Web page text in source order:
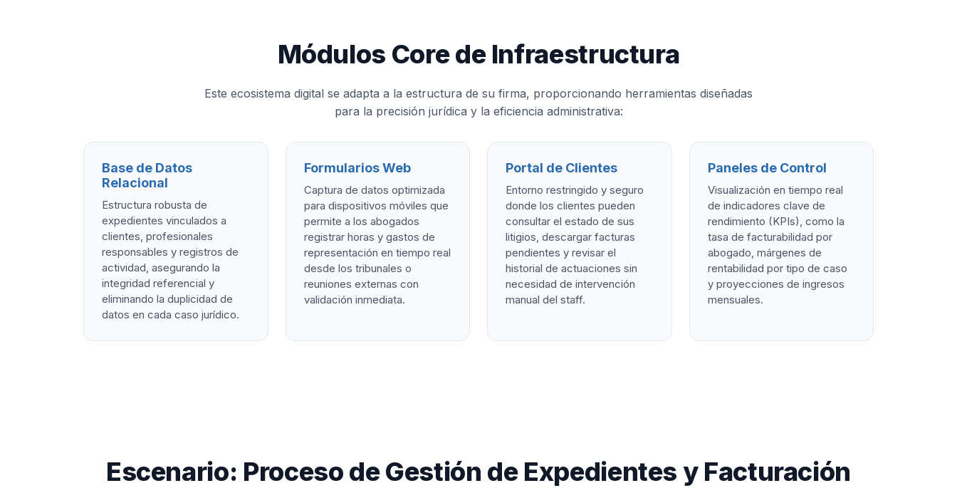
Módulos Core de Infraestructura
Este ecosistema digital se adapta a la estructura de su firma, proporcionando herramientas diseñadas
para la precisión jurídica y la eficiencia administrativa:
Base de Datos
Relacional
Estructura robusta de
expedientes vinculados a
clientes, profesionales
responsables y registros de
actividad, asegurando la
integridad referencial y
eliminando la duplicidad de
datos en cada caso jurídico.
Formularios Web
Captura de datos optimizada
para dispositivos móviles que
permite a los abogados
registrar horas y gastos de
representación en tiempo real
desde los tribunales o
reuniones externas con
validación inmediata.
Portal de Clientes
Entorno restringido y seguro
donde los clientes pueden
consultar el estado de sus
litigios, descargar facturas
pendientes y revisar el
historial de actuaciones sin
necesidad de intervención
manual del staff.
Paneles de Control
Visualización en tiempo real
de indicadores clave de
rendimiento (KPIs), como la
tasa de facturabilidad por
abogado, márgenes de
rentabilidad por tipo de caso
y proyecciones de ingresos
mensuales.
Escenario: Proceso de Gestión de Expedientes y Facturación